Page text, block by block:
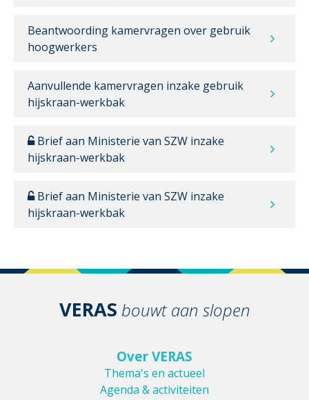
Beantwoording kamervragen over gebruik
hoogwerkers
Aanvullende kamervragen inzake gebruik
hijskraan-werkbak
Brief aan Ministerie van SZW inzake
hijskraan-werkbak
Brief aan Ministerie van SZW inzake
hijskraan-werkbak
VERAS bouwt aan slopen
Over VERAS
Thema's en actueel
Agenda & activiteiten